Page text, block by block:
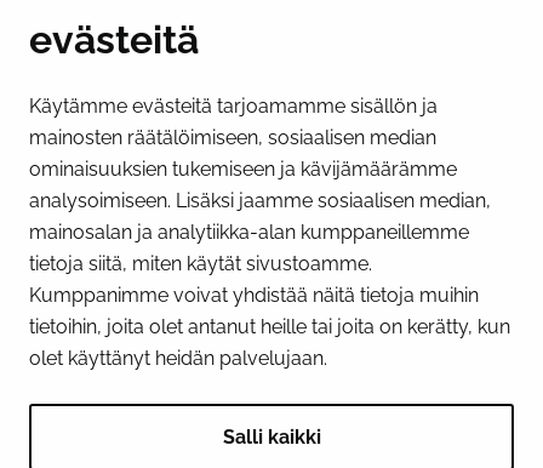
evästeitä
Käytämme evästeitä tarjoamamme sisällön ja
mainosten räätälöimiseen, sosiaalisen median
ominaisuuksien tukemiseen ja kävijämäärämme
analysoimiseen. Lisäksi jaamme sosiaalisen median,
mainosalan ja analytiikka-alan kumppaneillemme
tietoja siitä, miten käytät sivustoamme.
Kumppanimme voivat yhdistää näitä tietoja muihin
tietoihin, joita olet antanut heille tai joita on kerätty, kun
olet käyttänyt heidän palvelujaan.
Salli kaikki
PI­KA­LINK­KE­JÄ
Näytä evästeasetukseni
SOSIAALINEN MEDIA
Facebook InstagramYouTube